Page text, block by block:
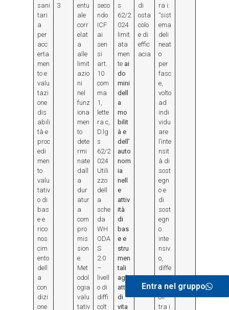
Entra nel gruppo
sani
tari
a
per
acc
erta
men
to e
valu
tazi
one
dis
abili
tà e
proc
edi
men
to
valu
tativ
o di
bas
e e
rico
nos
cim
ento
dell
a
con
dizi
one
3
entu
ale
corr
elat
a
alle
limit
azio
ni
nel
funz
iona
men
to
dete
rmi
nate
dall
a
dur
atur
a
com
pro
mis
sion
e.
Met
odol
ogia
valu
tativ
seco
ndo
ICF
ai
sen
si
art.
10
com
ma
1,
lette
ra c,
D.lg
s
62/2
024
Utili
zzo
dell
a
sche
da
WH
ODA
S
2.0
–
livell
o di
diffi
colt
s
62/2
024
limit
ata
men
te ai
do
mini
dell
a
mo
bilit
à e
dell’
auto
nom
ia
nell
e
attiv
ità
di
bas
e e
stru
men
tali
agli
atti
di
vita
di
osta
colo
e di
effic
acia
ra i:
“sist
ema
deli
neat
o
per
fasc
e,
volto
ad
indi
vidu
are
l’inte
nsit
à di
sost
egn
o e
di
sost
egn
o
inte
nsiv
o,
diffe
renz
iand
oli
tra i